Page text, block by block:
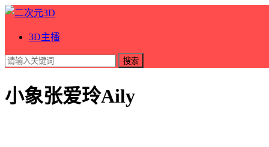
3D主播
搜索
小象张爱玲Aily